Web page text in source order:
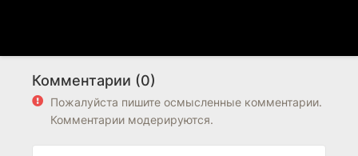
Комментарии (0)
Пожалуйста пишите осмысленные комментарии.
Комментарии модерируются.